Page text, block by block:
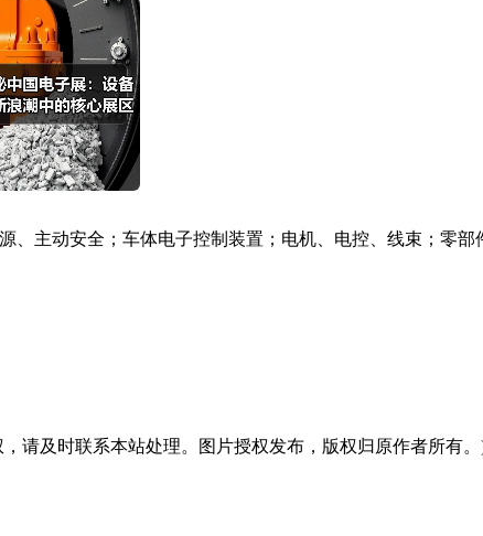
主动安全；车体电子控制装置；电机、电控、线束；零部
及时联系本站处理。图片授权发布，版权归原作者所有